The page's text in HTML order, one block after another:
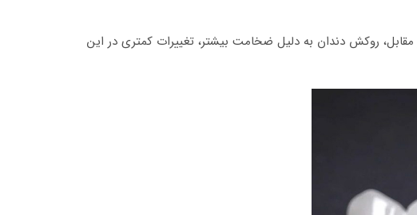
روکش دندان به دلیل ضخامت بیشتر، تغییرات کمتری در این